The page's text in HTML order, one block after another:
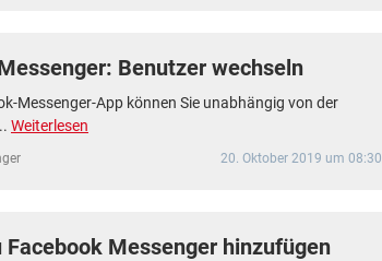
Benutzer wechseln
Messenger-App können Sie unabhängig von der
Weiterlesen
20. Oktober 2019 um 08:30
Facebook Messenger hinzufügen